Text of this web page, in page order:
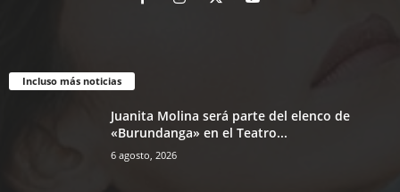
Incluso más noticias
Juanita Molina será parte del elenco de
«Burundanga» en el Teatro...
6 agosto, 2026